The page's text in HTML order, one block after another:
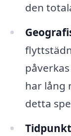
den
har lång
detta